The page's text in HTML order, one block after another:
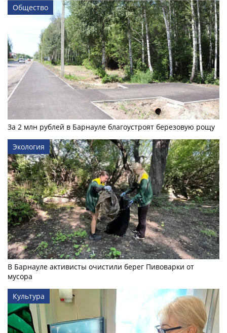
Общество
За 2 млн рублей в Барнауле благоустроят березовую рощу
Экология
В Барнауле активисты очистили берег Пивоварки от
мусора
Культура